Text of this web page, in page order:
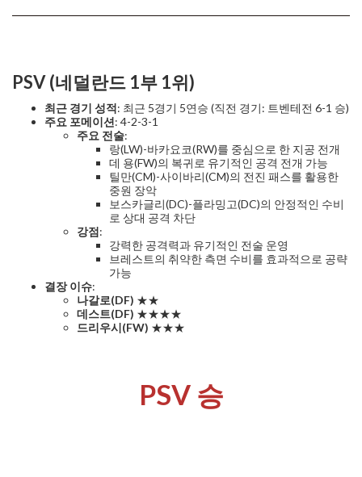
PSV (네덜란드 1부 1위)
최근 경기 성적: 최근 5경기 5연승 (직전 경기: 트벤테전 6-1 승)
주요 포메이션: 4-2-3-1
주요 전술:
랑(LW)-바카요코(RW)를 중심으로 한 지공 전개
데 용(FW)의 복귀로 유기적인 공격 전개 가능
틸만(CM)-사이바리(CM)의 전진 패스를 활용한
중원 장악
보스카글리(DC)-플라밍고(DC)의 안정적인 수비
로 상대 공격 차단
강점:
강력한 공격력과 유기적인 전술 운영
브레스트의 취약한 측면 수비를 효과적으로 공략
가능
결장 이슈:
나갈로(DF) ★★
데스트(DF) ★★★★
드리우시(FW) ★★★
PSV 승